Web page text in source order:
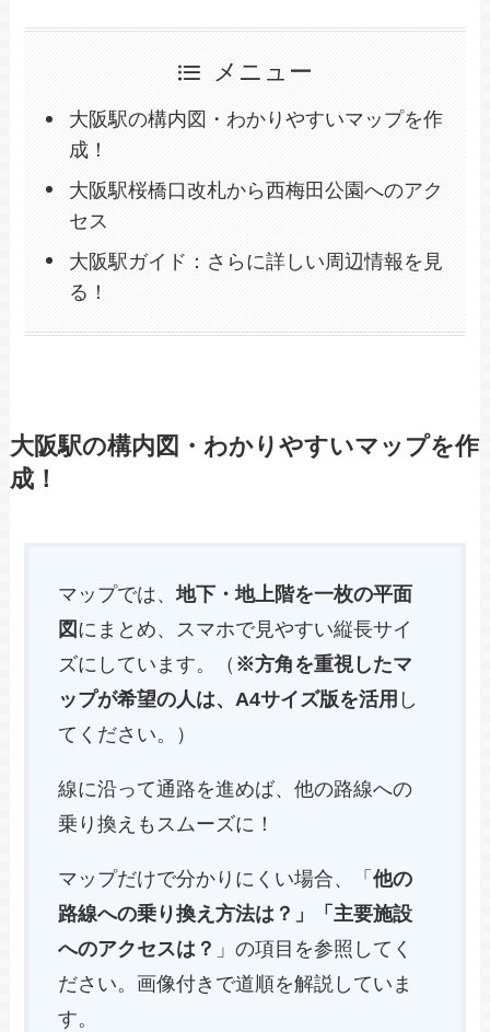
メニュー
大阪駅の構内図・わかりやすいマップを作
成！
大阪駅桜橋口改札から西梅田公園へのアク
セス
大阪駅ガイド：さらに詳しい周辺情報を見
る！
大阪駅の構内図・わかりやすいマップを作
成！
マップでは、地下・地上階を一枚の平面
図 にまとめ、スマホで見やすい縦長サイ
ズにしています。（ ※方角を重視したマ
ップが希望の人は、A4サイズ版を活用 し
てください。）
線に沿って通路を進めば、他の路線への
乗り換えもスムーズに！
マップだけで分かりにくい場合、「他の
路線への乗り換え方法は？」「主要施設
へのアクセスは？ 」の項目を参照してく
ださい。画像付きで道順を解説していま
す。